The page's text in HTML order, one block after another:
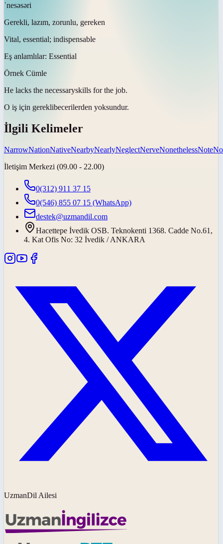
ˈnesəsəri
Gerekli, lazım, zorunlu, gereken
Vital, essential; indispensable
Eş anlamlılar: Essential
Örnek Cümle
He lacks the necessaryskills for the job.
O iş için gereklibecerilerden yoksundur.
İlgili Kelimeler
NarrowNationNativeNearbyNearlyNeglectNerveNonethelessNote
İletişim Merkezi (09.00 - 22.00)
0(312) 911 37 15
0(546) 855 07 15 (WhatsApp)
destek@uzmandil.com
Hacettepe İvedik OSB. Teknokenti 1368. Cadde No.61,
4. Kat Ofis No: 32 İvedik / ANKARA
UzmanDil Ailesi